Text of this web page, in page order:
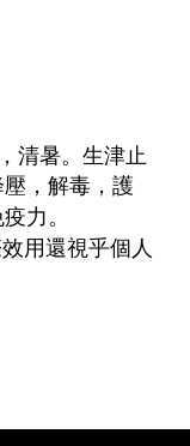
清暑。生津止
，解毒，護
力。
用還視乎個人